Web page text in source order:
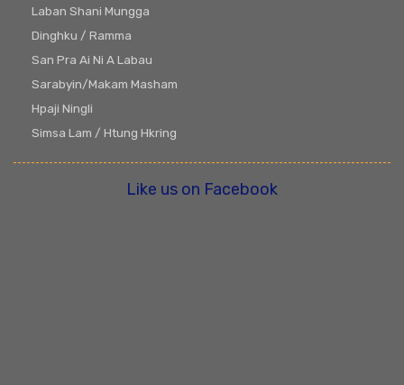
Laban Shani Mungga
Dinghku / Ramma
San Pra Ai Ni A Labau
Sarabyin/Makam Masham
Hpaji Ningli
Simsa Lam / Htung Hkring
Like us on Facebook